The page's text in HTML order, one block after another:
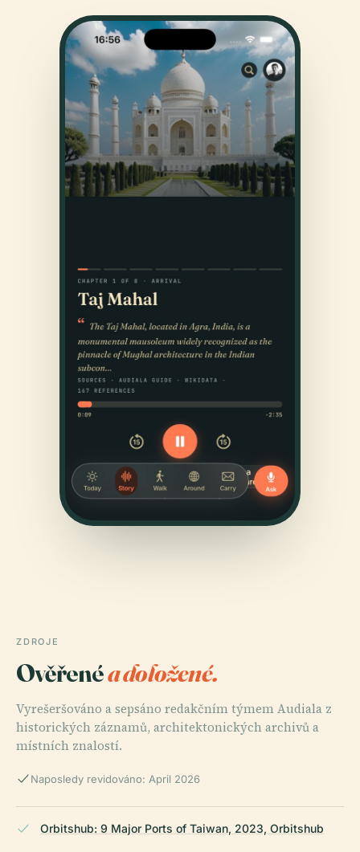
ZDROJE
Ověřenéa doložené.
Vyrešeršováno a sepsáno redakčním týmem Audiala z
historických záznamů, architektonických archivů a
místních znalostí.
Naposledy revidováno: April 2026
Orbitshub: 9 Major Ports of Taiwan, 2023, Orbitshub